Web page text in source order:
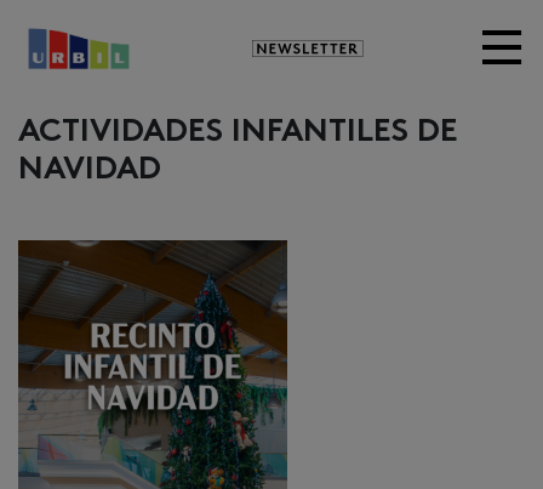
Newsletter
ACTIVIDADES INFANTILES DE
NAVIDAD